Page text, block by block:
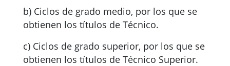
b) Ciclos de grado medio, por los que se
obtienen los títulos de Técnico.
c) Ciclos de grado superior, por los que se
obtienen los títulos de Técnico Superior.